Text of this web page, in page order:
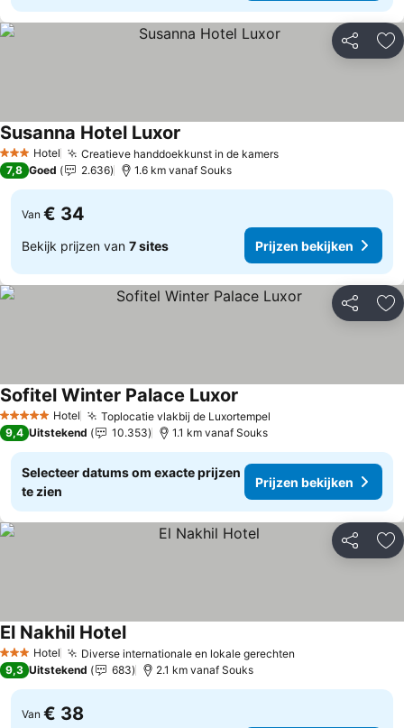
Delen
3 SterrenHotel Creatieve handdoekkunst in de kamersPrijzen bekijken
Susanna Hotel Luxor
7,8 Goed 2.636 1.6 km vanaf Souks
Van € 34
Bekijk prijzen van 7 sites Prijzen bekijken
Delen
5 Sterren Hotel Toplocatie vlakbij de Luxortempel
Sofitel Winter Palace Luxor
9,4 Uitstekend 10.353 1.1 km vanaf Souks
Selecteer datums om exacte prijzen
te zien
Prijzen bekijken
Delen
3 SterrenHotel Diverse internationale en lokale gerechten
El Nakhil HotelPrijzen bekijken
9,3 Uitstekend 683 2.1 km vanaf Souks
Van € 38